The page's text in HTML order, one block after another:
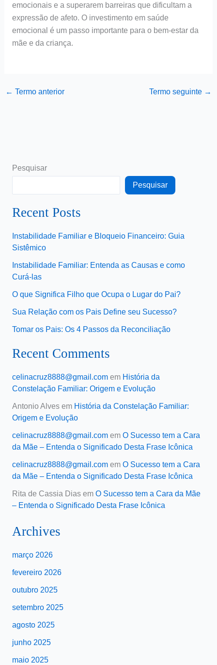
emocionais e a superarem barreiras que dificultam a
expressão de afeto. O investimento em saúde
emocional é um passo importante para o bem-estar da
mãe e da criança.
← Termo anterior Termo seguinte →
Pesquisar
Pesquisar
Recent Posts
Instabilidade Familiar e Bloqueio Financeiro: Guia
Sistêmico
Instabilidade Familiar: Entenda as Causas e como
Curá-las
O que Significa Filho que Ocupa o Lugar do Pai?
Sua Relação com os Pais Define seu Sucesso?
Tomar os Pais: Os 4 Passos da Reconciliação
Recent Comments
celinacruz8888@gmail.comem História da
Constelação Familiar: Origem e Evolução
Antonio Alvesem História da Constelação Familiar:
Origem e Evolução
celinacruz8888@gmail.comem O Sucesso tem a Cara
da Mãe – Entenda o Significado Desta Frase Icônica
celinacruz8888@gmail.comem O Sucesso tem a Cara
da Mãe – Entenda o Significado Desta Frase Icônica
Rita de Cassia Diasem O Sucesso tem a Cara da Mãe
– Entenda o Significado Desta Frase Icônica
Archives
março 2026
fevereiro 2026
outubro 2025
setembro 2025
agosto 2025
junho 2025
maio 2025